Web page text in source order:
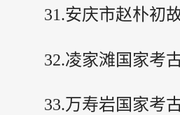
31.安庆市赵朴初
32.凌家滩国家考
33.万寿岩国家考